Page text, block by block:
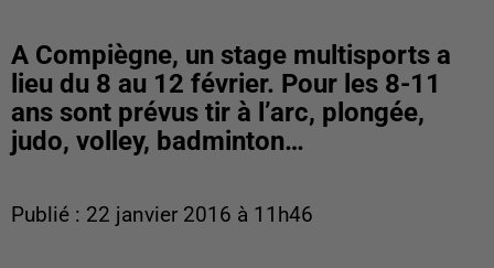
A Compiègne, un stage multisports a
lieu du 8 au 12 février. Pour les 8-11
ans sont prévus tir à l’arc, plongée,
judo, volley, badminton…
Publié : 22 janvier 2016 à 11h46